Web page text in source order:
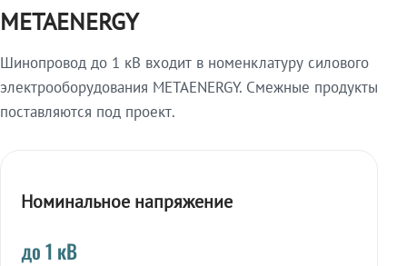
METAENERGY
Шинопровод до 1 кВ входит в номенклатуру силового
электрооборудования METAENERGY. Смежные продукты
поставляются под проект.
Номинальное напряжение
до 1 кВ